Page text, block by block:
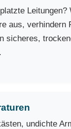
Leitungen?
aus, verhindern
sicheres,
undichte